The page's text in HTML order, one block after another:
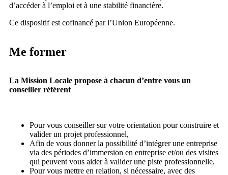
d’accéder à l’emploi et à une stabilité financière.
Ce dispositif est cofinancé par l’Union Européenne.
Me former
La Mission Locale propose à chacun d’entre vous un
conseiller référent
Pour vous conseiller sur votre orientation pour construire et
valider un projet professionnel,
Afin de vous donner la possibilité d’intégrer une entreprise
via des périodes d’immersion en entreprise et/ou des visites
qui peuvent vous aider à valider une piste professionnelle,
Pour vous mettre en relation, si nécessaire, avec des